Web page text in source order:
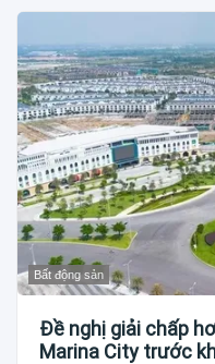
Bất động sản
Đề nghị giải chấp
Marina City trước